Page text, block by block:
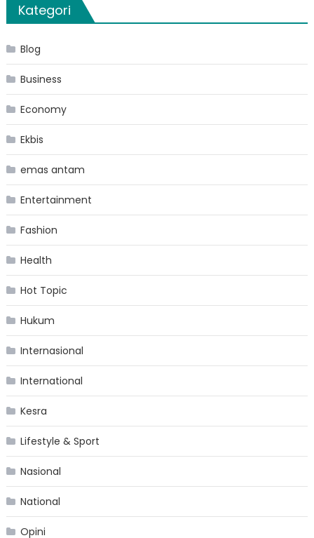
Kategori
Blog
Business
Economy
Ekbis
emas antam
Entertainment
Fashion
Health
Hot Topic
Hukum
Internasional
International
Kesra
Lifestyle & Sport
Nasional
National
Opini